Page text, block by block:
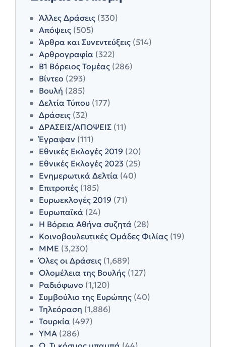
Άλλες Δράσεις (330)
Απόψεις (505)
Άρθρα και Συνεντεύξεις (514)
Αρθρογραφία (322)
Β1 Βόρειος Τομέας (286)
Βίντεο (293)
Βουλή (285)
Δελτία Τύπου (177)
Δράσεις (32)
ΔΡΑΣΕΙΣ/ΑΠΟΨΕΙΣ (11)
Έγραψαν (111)
Εθνικές Εκλογές 2019 (20)
Εθνικές Εκλογές 2023 (25)
Ενημερωτικά Δελτία (40)
Επιτροπές (185)
Ευρωεκλογές 2019 (71)
Ευρωπαϊκά (24)
Η Βόρεια Αθήνα συζητά (28)
Κοινοβουλευτικές Ομάδες Φιλίας (19)
ΜΜΕ (3,230)
Όλες οι Δράσεις (1,689)
Ολομέλεια της Βουλής (127)
Ραδιόφωνο (1,120)
Συμβούλιο της Ευρώπης (40)
Τηλεόραση (1,886)
Τουρκία (497)
ΥΜΑ (286)